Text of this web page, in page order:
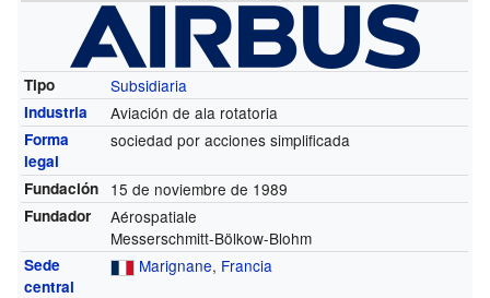
Tipo Subsidiaria
Industria Aviación de ala rotatoria
Forma
legal
sociedad por acciones simplificada
Fundación 15 de noviembre de 1989
Fundador
Aérospatiale
Messerschmitt-Bölkow-Blohm
Sede
central
Marignane, Francia